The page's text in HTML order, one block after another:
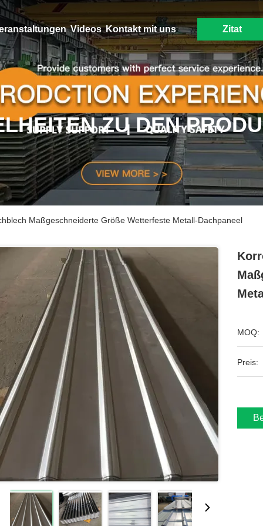
Videos Kontakt mit uns Zitat
ZU DEN
Maßgeschneiderte Größe Wetterfeste Metall-Dachpaneel
MOQ:
Preis: